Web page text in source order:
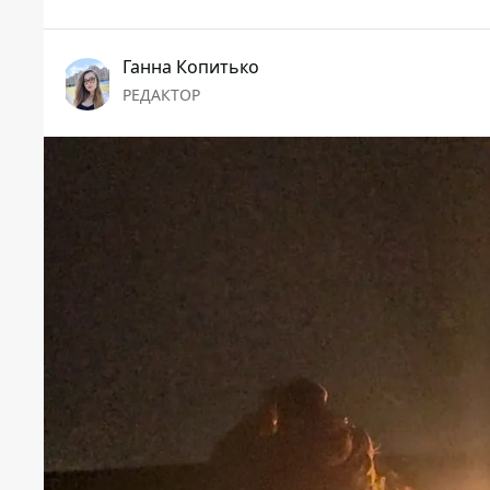
Ганна Копитько
РЕДАКТОР